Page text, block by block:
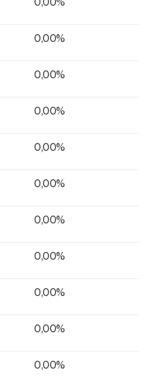
0,00%
0,00%
0,00%
0,00%
0,00%
0,00%
0,00%
0,00%
0,00%
0,00%